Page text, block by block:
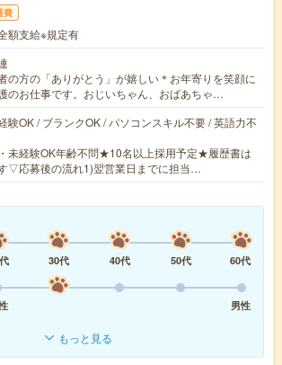
費
額支給※規定有
の方の「ありがとう」が嬉しい＊お年寄りを笑顔に
のお仕事です。おじいちゃん、おばあちゃ…
験OK / ブランクOK / パソコンスキル不要 / 英語力不
未経験OK年齢不問★10名以上採用予定★履歴書は
▽応募後の流れ1)翌営業日までに担当…
30代 40代 50代
60代
男性
もっと見る